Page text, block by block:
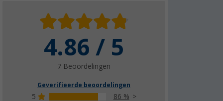
4.86 / 5
7 Beoordelingen
Geverifieerde beoordelingen
5
86 %